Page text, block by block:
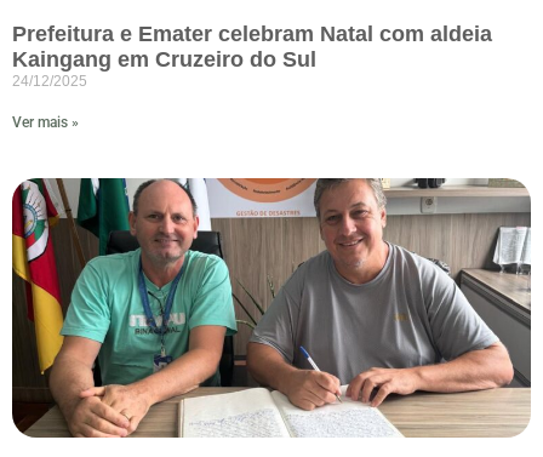
Prefeitura e Emater celebram Natal com aldeia
Kaingang em Cruzeiro do Sul
24/12/2025
Ver mais »